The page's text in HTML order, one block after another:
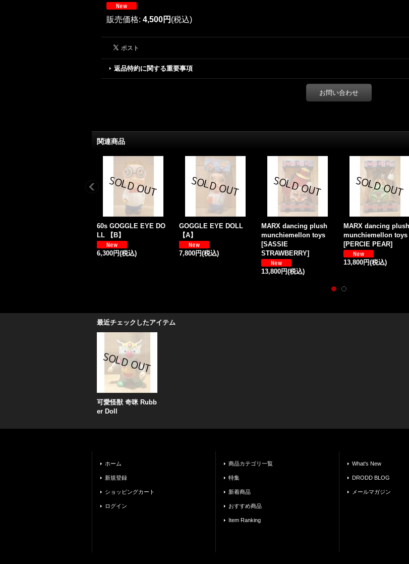
販売価格: 4,500円 (税込)
返品特約に関する重要事項
お問い合わせ
関連商品
60s GOGGLE EYE DO
LL 【B】
6,300円(税込)
GOGGLE EYE DOLL
【A】
7,800円(税込)
MARX dancing plush
munchiemellon toys
[SASSIE
STRAWBERRY]
13,800円(税込)
MARX dancing plush
munchiemellon toys
[PERCIE PEAR]
13,800円(税込)
最近チェックしたアイテム
可愛怪獣 奇咪 Rubb
er Doll
ホーム
新規登録
ショッピングカート
ログイン
商品カテゴリ一覧
特集
新着商品
おすすめ商品
Item Ranking
What's New
DRODD BLOG
メールマガジン